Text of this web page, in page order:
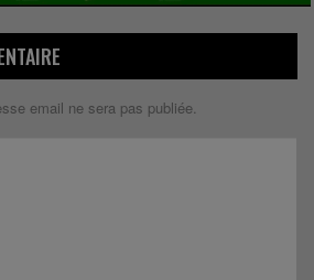
email ne sera pas publiée.